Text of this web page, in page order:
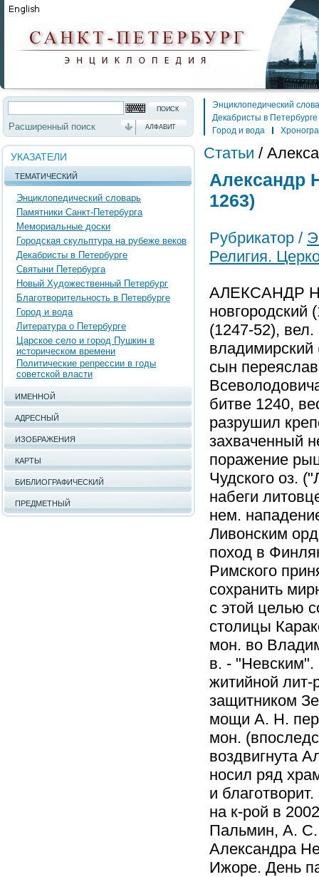
Расширенный поиск АЛФАВИТ
УКАЗАТЕЛИ
ТЕМАТИЧЕСКИЙ
Энциклопедический словарь
Памятники Санкт-Петербурга
Мемориальные доски
Городская скульптура на рубеже веков
Декабристы в Петербурге
Святыни Петербурга
Новый Художественный Петербург
Благотворительность в Петербурге
Город и вода
Литература о Петербурге
Царское село и город Пушкин в
историческом времени
Политические репрессии в годы
советской власти
ИМЕННОЙ
АДРЕСНЫЙ
ИЗОБРАЖЕНИЯ
КАРТЫ
БИБЛИОГРАФИЧЕСКИЙ
ПРЕДМЕТНЫЙ
Энциклопедический
Декабристы в Петербурге
Город и вода
Статьи /
Александр
1263)
Рубрикатор /
Религия.
АЛЕКСАНДР
новгородский
(1247-52), вел.
владимирский
сын
битве 1240,
разрушил
захваченный
поражение
Чудского оз.
набеги
нем.
Ливонским
поход в
Римского
сохранить
с этой целью
столицы
мон. во
в. - "Невским".
житийной
защитником
мощи А. Н.
мон.
воздвигнута
носил ряд
и
на к-рой в
Пальмин, А. С.
Александра
Ижоре. День